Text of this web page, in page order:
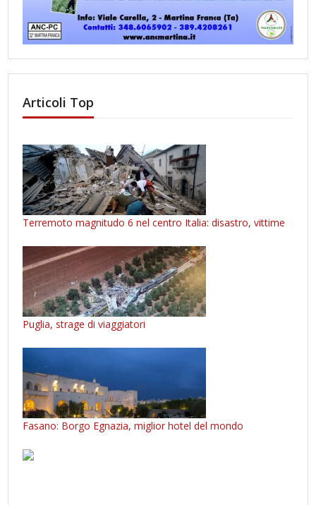
Articoli Top
Terremoto magnitudo 6 nel centro Italia: disastro, vittime
Puglia, strage di viaggiatori
Fasano: Borgo Egnazia, miglior hotel del mondo